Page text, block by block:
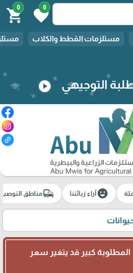
0
favorite
0
shopping_cart
مستلزمات القطط والكلاب
التوجيهي play_circle
emoji_emotionsآراء زبائننا commuteمناطق
كبير قد يتغير سعر